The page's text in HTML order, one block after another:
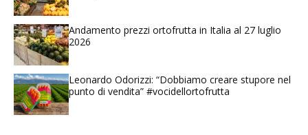
Andamento prezzi ortofrutta in Italia al 27 luglio
2026
Leonardo Odorizzi: “Dobbiamo creare stupore nel
punto di vendita” #vocidellortofrutta